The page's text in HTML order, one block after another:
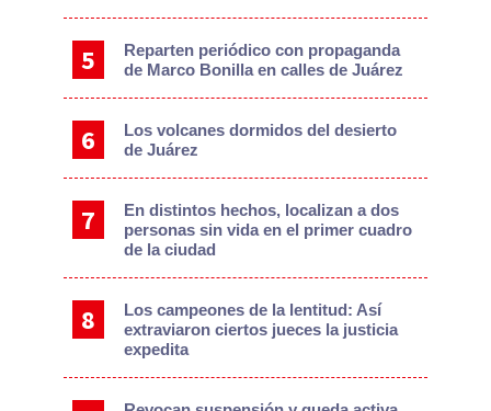
Reparten periódico con propaganda
de Marco Bonilla en calles de Juárez
Los volcanes dormidos del desierto
de Juárez
En distintos hechos, localizan a dos
personas sin vida en el primer cuadro
de la ciudad
Los campeones de la lentitud: Así
extraviaron ciertos jueces la justicia
expedita